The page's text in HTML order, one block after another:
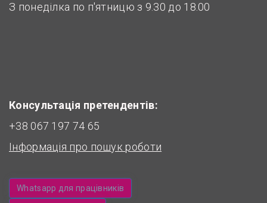
З понеділка по п'ятницю з 9.30 до 18.00
Консультація претендентів:
+38 067 197 74 65
Інформація про пошук роботи
Whatsapp для працівників